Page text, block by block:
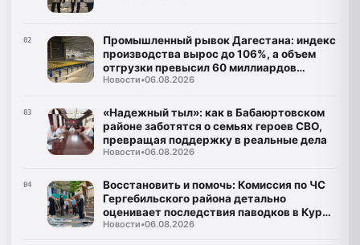
02
Промышленный рывок Дагестана: индекс
производства вырос до 106%, а объем
отгрузки превысил 60 миллиардов
рублей
Новости•06.08.2026
03
«Надежный тыл»: как в Бабаюртовском
районе заботятся о семьях героев СВО,
превращая поддержку в реальные дела
Новости•06.08.2026
04
Восстановить и помочь: Комиссия по ЧС
Гергебильского района детально
оценивает последствия паводков в Курми
и Хвартикуни
Новости•06.08.2026